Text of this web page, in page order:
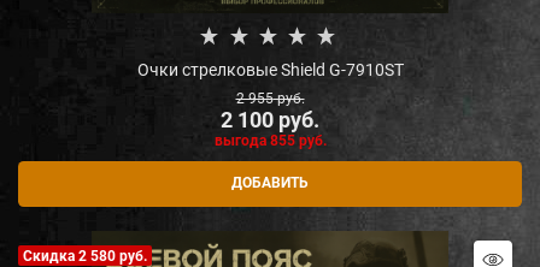
Очки стрелковые Shield G-7910ST
2 955 руб.
2 100 руб.
выгода 855 руб.
ДОБАВИТЬ
Скидка 2 580 руб.